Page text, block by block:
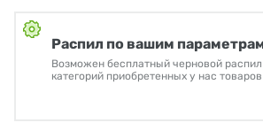
Распил по вашим
Возможен бесплатный черновой
категорий приобретенных у нас товаров